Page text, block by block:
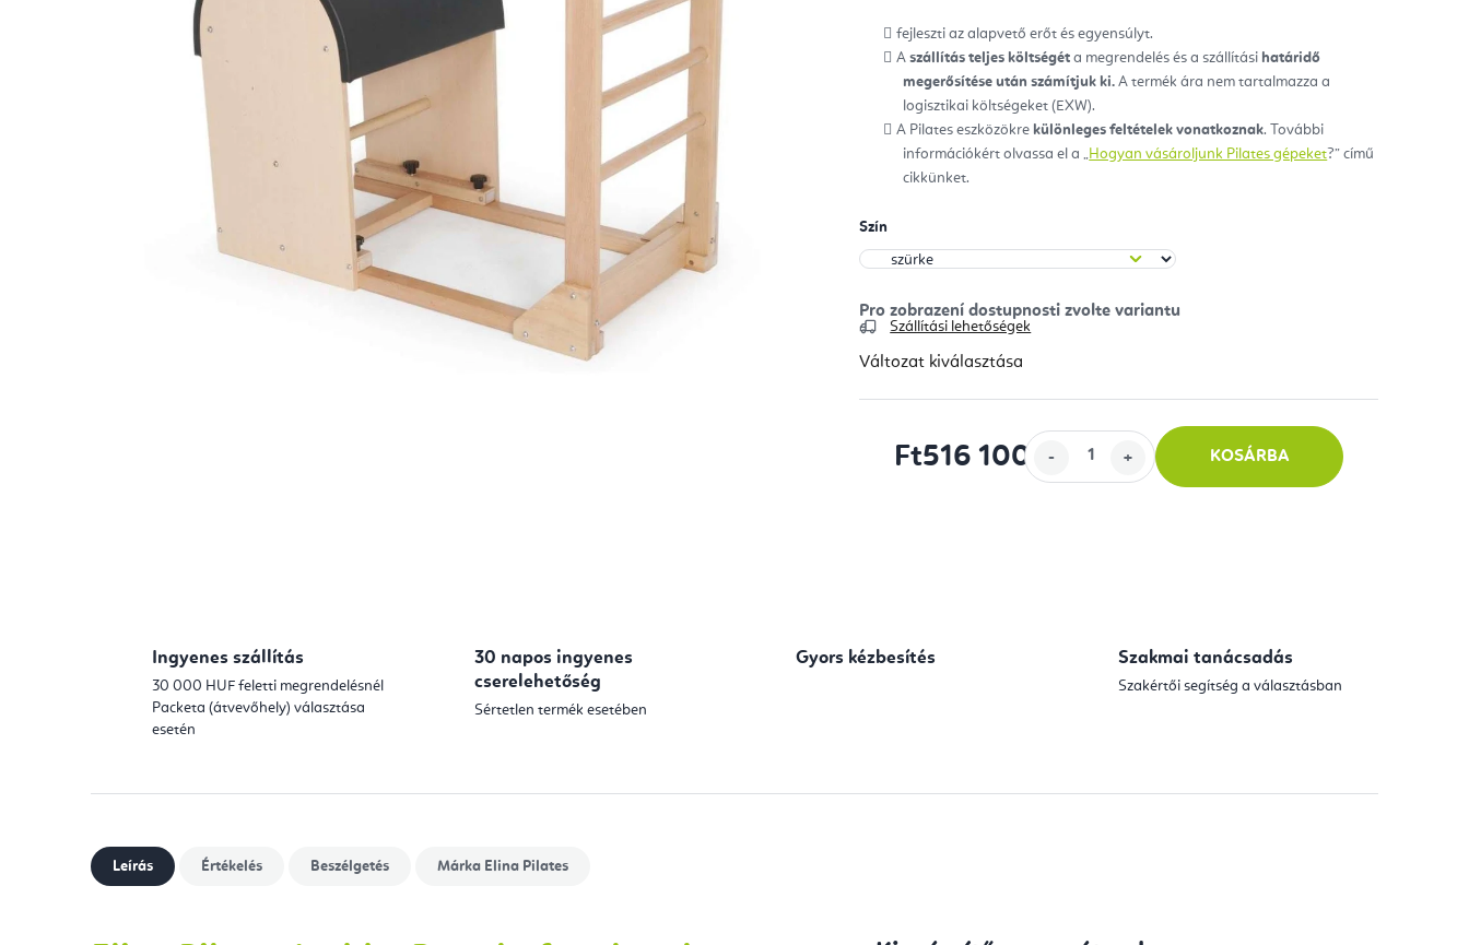
fejleszti az alapvető erőt és egyensúlyt.
Aszállítás teljes költségét a megrendelés és a szállítási határidő
megerősítése után számítjuk ki. A termék ára nem tartalmazza a
logisztikai költségeket (EXW).
A Pilates eszközökre különleges feltételek vonatkoznak. További
információkért olvassa el a „Hogyan vásároljunk Pilates gépeket?” című
cikkünket.
Szín
Szállítási lehetőségek
Változat kiválasztása
Ft516 100 -tól KOSÁRBA
Ingyenes szállítás
30 000 HUF feletti megrendelésnél
Packeta (átvevőhely) választása
esetén
30 napos ingyenes
cserelehetőség
Sértetlen termék esetében
Gyors kézbesítés Szakmai tanácsadás
Szakértői segítség a választásban
Leírás Értékelés Beszélgetés Márka Elina Pilates